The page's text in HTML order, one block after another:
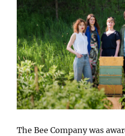
The Bee Company was